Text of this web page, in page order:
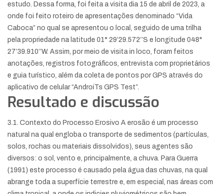
estudo. Dessa forma, foi feita a visita dia 15 de abril de 2023, a
onde foi feito roteiro de apresentações denominado “Vida
Caboca” no qual se apresentou o local, seguido de uma trilha
pela propriedade na latitude 01° 29’29.572’’S e longitude 048°
27’39.910’’W. Assim, por meio de visita in loco, foram feitos
anotações, registros fotográficos, entrevista com proprietários
e guia turístico, além da coleta de pontos por GPS através do
aplicativo de celular “AndroiTs GPS Test”.
Resultado e discussão
3.1. Contexto do Processo Erosivo A erosão é um processo
natural na qual engloba o transporte de sedimentos (partículas,
solos, rochas ou materiais dissolvidos), seus agentes são
diversos: o sol, vento e, principalmente, a chuva. Para Guerra
(1991) este processo é causado pela água das chuvas, na qual
abrange toda a superfície terrestre e, em especial, nas áreas com